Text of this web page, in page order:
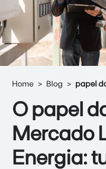
Home Blog papel
O papel
Mercado
Energia: